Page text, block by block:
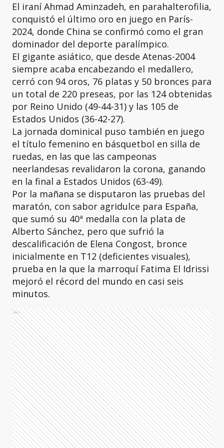
El iraní Ahmad Aminzadeh, en parahalterofilia,
conquistó el último oro en juego en París-
2024, donde China se confirmó como el gran
dominador del deporte paralímpico.
El gigante asiático, que desde Atenas-2004
siempre acaba encabezando el medallero,
cerró con 94 oros, 76 platas y 50 bronces para
un total de 220 preseas, por las 124 obtenidas
por Reino Unido (49-44-31) y las 105 de
Estados Unidos (36-42-27).
La jornada dominical puso también en juego
el título femenino en básquetbol en silla de
ruedas, en las que las campeonas
neerlandesas revalidaron la corona, ganando
en la final a Estados Unidos (63-49).
Por la mañana se disputaron las pruebas del
maratón, con sabor agridulce para España,
que sumó su 40ª medalla con la plata de
Alberto Sánchez, pero que sufrió la
descalificación de Elena Congost, bronce
inicialmente en T12 (deficientes visuales),
prueba en la que la marroquí Fatima El Idrissi
mejoró el récord del mundo en casi seis
minutos.
Ads